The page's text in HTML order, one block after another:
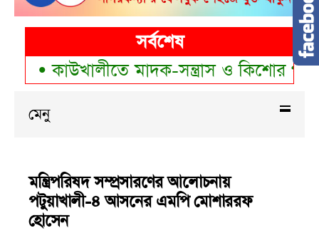
সর্বশেষ
কাউখালীতে মাদক-সন্ত্রাস ও কিশোর গ্যাং
মেনু
মন্ত্রিপরিষদ সম্প্রসারণের আলোচনায়
পটুয়াখালী-৪ আসনের এমপি মোশাররফ
হোসেন